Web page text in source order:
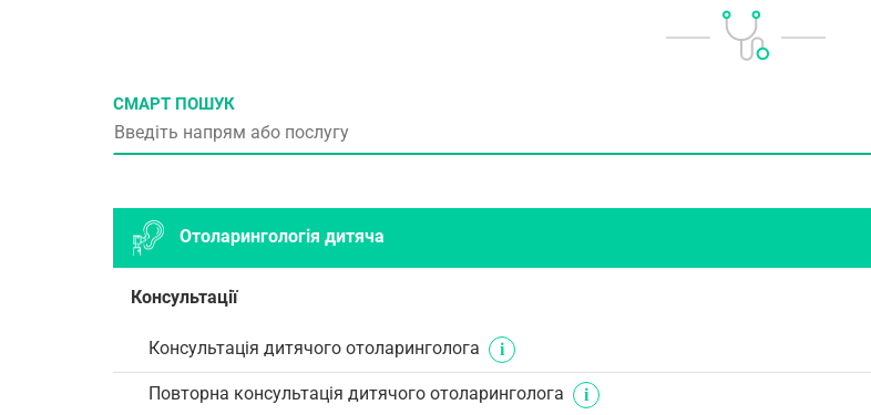
СМАРТ ПОШУК
Отоларингологія дитяча
Консультації
Консультація дитячого отоларинголога
Повторна консультація дитячого отоларинголога